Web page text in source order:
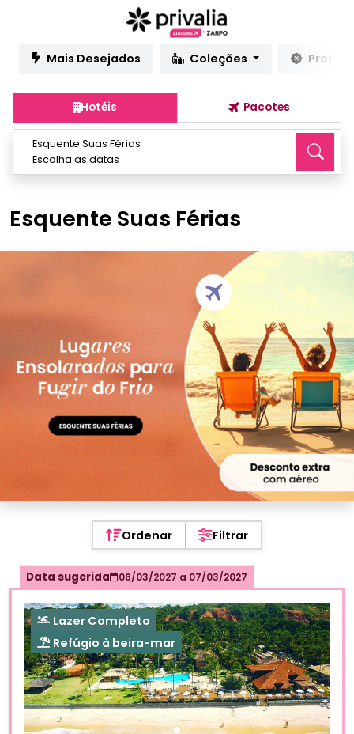
Mais Desejados Coleções
Hotéis Pacotes
Esquente Suas Férias
Escolha as datas
Esquente Suas Férias
Ordenar Filtrar
Data sugerida 06/03/2027 a 07/03/2027
Lazer Completo
Refúgio à beira-mar